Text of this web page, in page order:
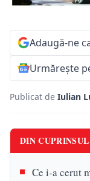
Adaugă-ne
Urmărește
Publicat de Iulian
DIN
Ce i-a cerut